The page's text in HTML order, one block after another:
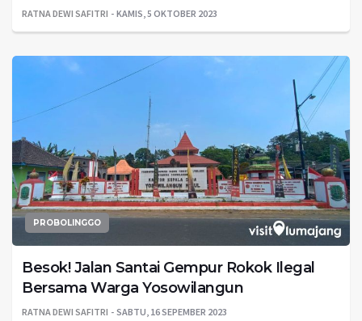
RATNA DEWI SAFITRI KAMIS, 5 OKTOBER 2023
PROBOLINGGO
Besok! Jalan Santai Gempur Rokok Ilegal
Bersama Warga Yosowilangun
RATNA DEWI SAFITRI SABTU, 16 SEPEMBER 2023